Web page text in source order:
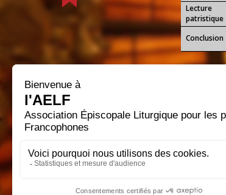
Lecture
patristique
Conclusion